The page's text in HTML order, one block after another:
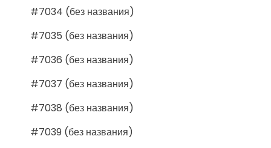
#7034 (без названия)
#7035 (без названия)
#7036 (без названия)
#7037 (без названия)
#7038 (без названия)
#7039 (без названия)